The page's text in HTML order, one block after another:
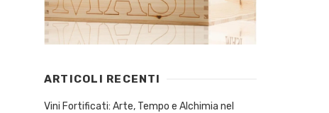
ARTICOLI RECENTI
Vini Fortificati: Arte, Tempo e Alchimia nel